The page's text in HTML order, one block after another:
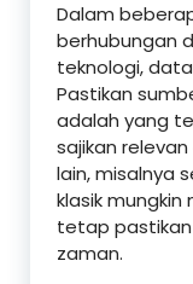
Dalam
berhubungan
teknologi,
Pastikan
adalah yang
sajikan
lain, misalnya
klasik
tetap
zaman.